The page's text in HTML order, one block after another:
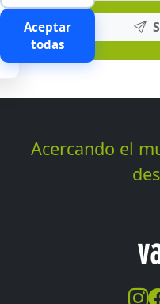
Aceptar
todas
Acercando el